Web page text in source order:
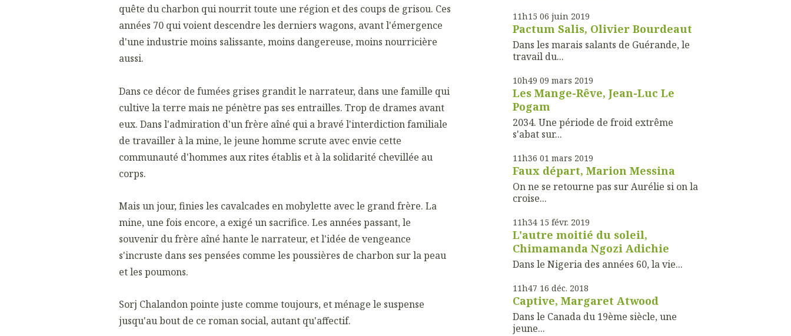
quête du charbon qui nourrit toute une région et des coups de grisou. Ces
années 70 qui voient descendre les derniers wagons, avant l'émergence
d'une industrie moins salissante, moins dangereuse, moins nourricière
aussi.
Dans ce décor de fumées grises grandit le narrateur, dans une famille qui
cultive la terre mais ne pénètre pas ses entrailles. Trop de drames avant
eux. Dans l'admiration d'un frère aîné qui a bravé l'interdiction familiale
de travailler à la mine, le jeune homme scrute avec envie cette
communauté d'hommes aux rites établis et à la solidarité chevillée au
corps.
Mais un jour, finies les cavalcades en mobylette avec le grand frère. La
mine, une fois encore, a exigé un sacrifice. Les années passant, le
souvenir du frère aîné hante le narrateur, et l'idée de vengeance
s'incruste dans ses pensées comme les poussières de charbon sur la peau
et les poumons.
Sorj Chalandon pointe juste comme toujours, et ménage le suspense
jusqu'au bout de ce roman social, autant qu'affectif.
11h15 06 juin 2019
Pactum Salis, Olivier Bourdeaut
Dans les marais salants de Guérande, le
travail du...
10h49 09 mars 2019
Les Mange-Rêve, Jean-Luc Le
Pogam
2034. Une période de froid extrême
s'abat sur...
11h36 01 mars 2019
Faux départ, Marion Messina
On ne se retourne pas sur Aurélie si on la
croise...
11h34 15 févr. 2019
L'autre moitié du soleil,
Chimamanda Ngozi Adichie
Dans le Nigeria des années 60, la vie...
11h47 16 déc. 2018
Captive, Margaret Atwood
Dans le Canada du 19ème siècle, une
jeune...